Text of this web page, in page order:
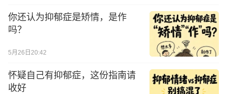
你还认为抑郁症是矫情，是作
吗？
5月26日20:42
怀疑自己有抑郁症，这份指南请
收好